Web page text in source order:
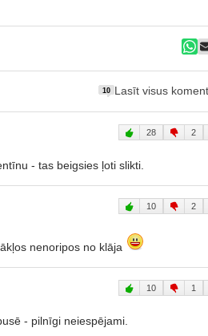
10 Lasīt visus
28 2
- tas beigsies ļoti slikti.
10 2
nenoripos no klāja
10 1
- pilnīgi neiespējami.